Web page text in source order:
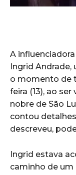
A
Ingrid
o momento de
feira (13), ao
nobre de São
contou
descreveu,
Ingrid estava
caminho de